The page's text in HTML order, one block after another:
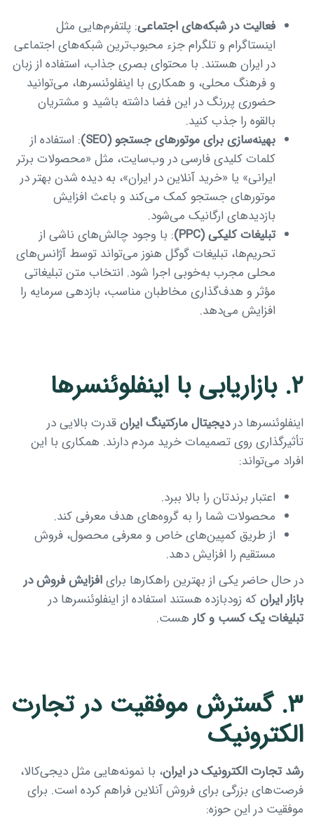
فعالیت در شبکه‌های اجتماعی: پلتفرم‌هایی مثل
اینستاگرام و تلگرام جزء محبوب‌ترین شبکه‌های اجتماعی
در ایران هستند. با محتوای بصری جذاب، استفاده از زبان
و فرهنگ محلی، و همکاری با اینفلوئنسرها، می‌توانید
حضوری پررنگ در این فضا داشته باشید و مشتریان
بالقوه را جذب کنید.
بهینه‌سازی برای موتورهای جستجو(SEO)
: استفاده از
کلمات کلیدی فارسی در وب‌سایت، مثل «محصولات برتر
ایرانی» یا «خرید آنلاین در ایران»، به دیده شدن بهتر در
موتورهای جستجو کمک می‌کند و باعث افزایش
بازدیدهای ارگانیک می‌شود.
تبلیغات کلیکی(PPC)
: با وجود چالش‌های ناشی از
تحریم‌ها، تبلیغات گوگل هنوز می‌تواند توسط آژانس‌های
محلی مجرب به‌خوبی اجرا شود. انتخاب متن تبلیغاتی
مؤثر و هدف‌گذاری مخاطبان مناسب، بازدهی سرمایه را
افزایش می‌دهد.
۲. بازاریابی با اینفلوئنسرها
اینفلوئنسرها دردیجیتال مارکتینگ ایرانقدرت بالایی در
تأثیرگذاری روی تصمیمات خرید مردم دارند. همکاری با این
افراد می‌تواند:
اعتبار برندتان را بالا ببرد.
محصولات شما را به گروه‌های هدف معرفی کند.
از طریق کمپین‌های خاص و معرفی محصول، فروش
مستقیم را افزایش دهد.
در حال حاضر یکی از بهترین راهکارها برایافزایش فروش در
بازار ایرانکه زودبازده هستند استفاده از اینفلوئنسرها در
تبلیغات یک کسب و کار هست.
۳. گسترش موفقیت در تجارت
الکترونیک
رشد تجارت الکترونیک در ایران، با نمونه‌هایی مثل دیجی‌کالا،
فرصت‌های بزرگی برای فروش آنلاین فراهم کرده است. برای
موفقیت در این حوزه: